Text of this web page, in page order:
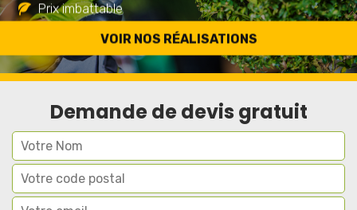
VOIR NOS RÉALISATIONS
Prix imbattable
Travail de qualité
Demande de devis gratuit